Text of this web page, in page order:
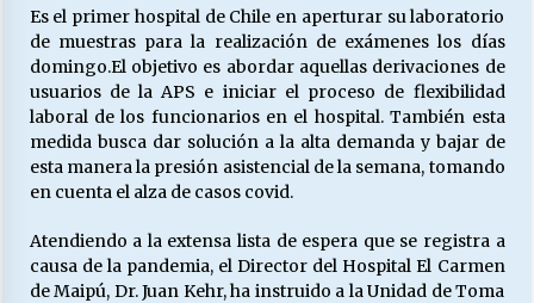
Escuela hospitalaria El Carmen de Maipu.
25/06/2026
¿Qué habrían dicho?
23/06/2026
VOLVER A SER ALTERNATIVA
16/06/2026
Es el primer hospital de Chile en aperturar su laboratorio
de muestras para la realización de exámenes los días
domingo.El objetivo es abordar aquellas derivaciones de
usuarios de la APS e iniciar el proceso de flexibilidad
laboral de los funcionarios en el hospital. También esta
medida busca dar solución a la alta demanda y bajar de
esta manera la presión asistencial de la semana, tomando
en cuenta el alza de casos covid.
Atendiendo a la extensa lista de espera que se registra a
causa de la pandemia, el Director del Hospital El Carmen
de Maipú, Dr. Juan Kehr, ha instruido a la Unidad de Toma